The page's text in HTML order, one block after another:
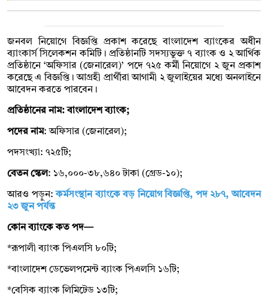
জনবল নিয়োগে বিজ্ঞপ্তি প্রকাশ করেছে বাংলাদেশ ব্যাংকের অধীন
ব্যাংকার্স সিলেকশন কমিটি। প্রতিষ্ঠানটি সদস্যভুক্ত ৭ ব্যাংক ও ২ আর্থিক
প্রতিষ্ঠানে ‘অফিসার (জেনারেল)’ পদে ৭২৫ কর্মী নিয়োগে ২ জুন প্রকাশ
করেছে এ বিজ্ঞপ্তি। আগ্রহী প্রার্থীরা আগামী ২ জুলাইয়ের মধ্যে অনলাইনে
আবেদন করতে পারবেন।
প্রতিষ্ঠানের নাম: বাংলাদেশ ব্যাংক;
পদের নাম: অফিসার (জেনারেল);
পদসংখ্যা: ৭২৫টি;
বেতন স্কেল: ১৬,০০০-৩৮,৬৪০ টাকা (গ্রেড-১০);
আরও পড়ুন:কর্মসংস্থান ব্যাংকে বড় নিয়োগ বিজ্ঞপ্তি, পদ ২৮৭, আবেদন
২৩ জুন পর্যন্ত
কোন ব্যাংকে কত পদ—
*রূপালী ব্যাংক পিএলসি ৮০টি;
*বাংলাদেশ ডেভেলপমেন্ট ব্যাংক পিএলসি ১৬টি;
*বেসিক ব্যাংক লিমিটেড ১৩টি;